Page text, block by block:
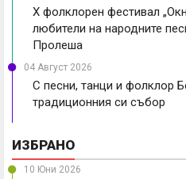
X фолклорен фестивал
любители на народните
Пролеша
04 Август 2026
С песни, танци и фолклор
традиционния си събор
ИЗБРАНО
10 Юни 2026